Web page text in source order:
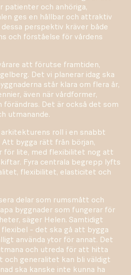
patienter och anhöriga,
ges en hållbar och attraktiv
perspektiv kräver både
och förståelse för vårdens
att förutse framtiden,
Det vi planerar idag ska
står klara om flera år,
även när vårdformer,
förändras. Det är också det som
utmanande.
roll i en snabbt
bygga rätt från början,
för lite, med flexibilitet nog att
Fyra centrala begrepp lyfts
flexibilitet, elasticitet och
delar som rumsmått och
byggnader som fungerar för
säger Helen. Samtidigt
- det ska gå att bygga
använda ytor för annat. Det
och utreda för att hitta
och generalitet kan bli väldigt
ska kanske inte kunna ha